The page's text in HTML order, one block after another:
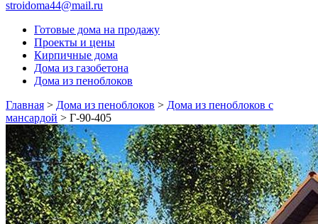
stroidoma44@mail.ru
Готовые дома на продажу
Проекты и цены
Кирпичные дома
Дома из газобетона
Дома из пеноблоков
Главная > Дома из пеноблоков > Дома из пеноблоков с
мансардой > Г-90-405